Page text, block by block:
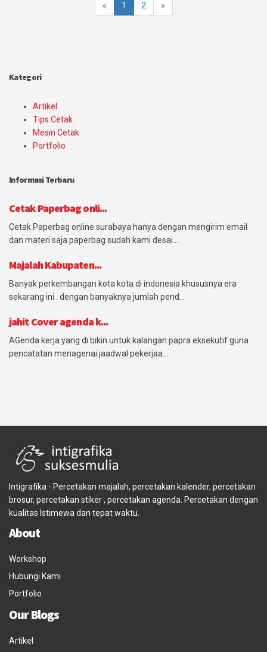
« 1 2 »
Kategori
Artikel
Tips Cetak
Mesin Cetak
Portfolio
Informasi Terbaru
Cetak Paperbag onli...
Cetak Paperbag online surabaya hanya dengan mengirim email
dan materi saja paperbag sudah kami desai...
Majalah Kabupaten...
Banyak perkembangan kota kota di indonesia khususnya era
sekarang ini . dengan banyaknya jumlah pend...
jahit Cover agenda k...
AGenda kerja yang di bikin untuk kalangan papra eksekutif guna
pencatatan menagenai jaadwal pekerjaa...
Intigrafika - Percetakan majalah, percetakan kalender, percetakan
brosur, percetakan stiker , percetakan agenda. Percetakan dengan
kualitas Istimewa dan tepat waktu.
About
Workshop
Hubungi Kami
Portfolio
Our Blogs
Artikel